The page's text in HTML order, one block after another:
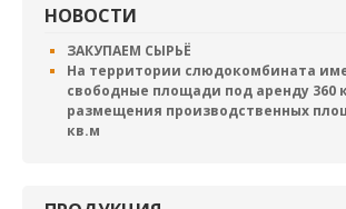
НОВОСТИ
ЗАКУПАЕМ СЫРЬЁ
На территории слюдокомбината
свободные площади под аренду 360
размещения производственных
кв.м